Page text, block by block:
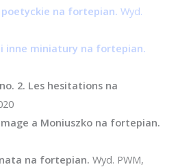
poetyckie na fortepian. Wyd.
i inne miniatury na fortepian.
2. Les hesitations na
a Moniuszko na fortepian.
na fortepian. Wyd. PWM,